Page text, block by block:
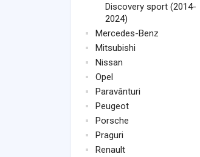
Discovery sport (2014-
2024)
Mercedes-Benz
Mitsubishi
Nissan
Opel
Paravânturi
Peugeot
Porsche
Praguri
Renault